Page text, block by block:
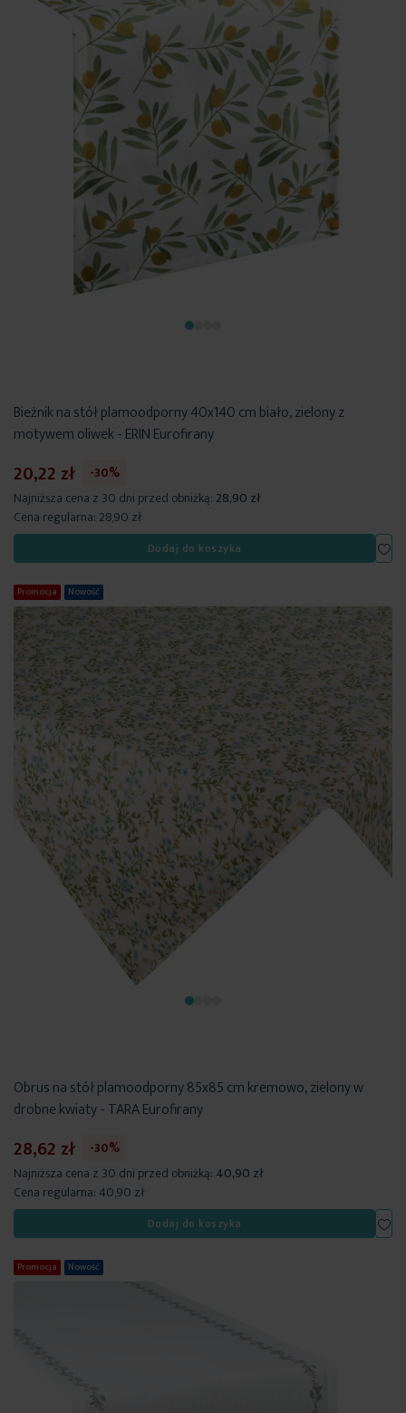
Bieżnik na stół plamoodporny 40x140 cm biało, zielony z
motywem oliwek - ERIN Eurofirany
20,22 zł
-30%
Najniższa cena z 30 dni przed obniżką: 28,90 zł
Cena regularna: 28,90 zł
Dodaj do koszyka
Promocja Nowość
Obrus na stół plamoodporny 85x85 cm kremowo, zielony w
drobne kwiaty - TARA Eurofirany
28,62 zł
-30%
Najniższa cena z 30 dni przed obniżką: 40,90 zł
Cena regularna:40,90 zł
Dodaj do koszyka
Promocja Nowość